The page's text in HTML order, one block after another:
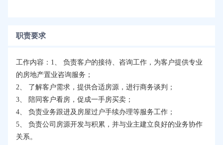
职责要求
工作内容：1、 负责客户的接待、咨询工作，为客户提供专业
的房地产置业咨询服务；
2、 了解客户需求，提供合适房源，进行商务谈判；
3、 陪同客户看房，促成一手房买卖；
4、 负责业务跟进及房屋过户手续办理等服务工作；
5、 负责公司房源开发与积累，并与业主建立良好的业务协作
关系。